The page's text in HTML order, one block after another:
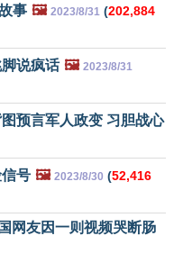
事 🖼️ 2023/8/31 (202,884
说疯话 🖼️ 2023/8/31
预言军人政变 习胆战心
号 🖼️ 2023/8/30 (52,416
网友因一则视频哭断肠